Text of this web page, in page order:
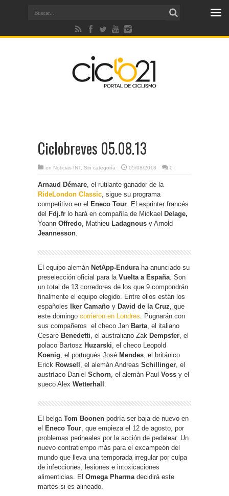
Ciclobreves 05.08.13
en Noticias INT, Sin categoría 05/08/2013 0
Arnaud Démare, el rutilante ganador de la
RideLondon Classic, sigue su programa
competitivo en el Eneco Tour. El esprinter francés
del Fdj.fr lo hará en compañía de Mickael Delage,
Yoann Offredo, Mathieu Ladagnous y Arnold
Jeannesson.
El equipo alemán NetApp-Enduraha anunciado su
preselección oficial para laVuelta a España. Son
un total de 13 corredores de los que 9 compondrán
finalmente el equipo elegido. Entre ellos están los
españoles
Iker Camaño y David de la Cruz, que
este domingo corrieron en Londres. Pugnarán con
sus compañeros el checo Jan Barta, el italiano
Cesare Benedetti, el australiano Zak Dempster, el
polaco Bartosz Huzarski, el checo Leopold
Koenig, el portugués José Mendes, el británico
Erick Rowsell , el alemán Andreas Schillinger, el
austríaco Daniel Schorn, el alemán Paul Voss y el
sueco Alex Wetterhall .
El belga Tom Boonen podría ser baja de nuevo en
el Eneco Tour, que empieza el 12 de agosto, por
problemas perineales por la acción de pedalear. Un
nuevo contratiempo más para el excampeón del
mundo que lleva una temporada irregular por culpa
de infecciones, lesiones e intoxicaciones
alimenticias. El Omega Pharmadecidirá este
martes si es alineado.